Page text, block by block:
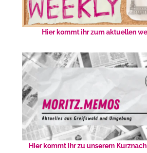
Hier kommt ihr zum aktuellen
Hier kommt ihr zu unserem